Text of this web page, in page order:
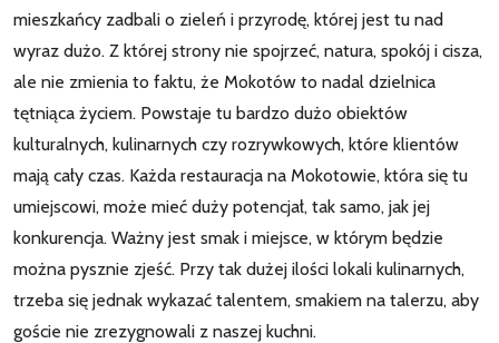
mieszkańcy zadbali o zieleń i przyrodę, której jest tu nad
wyraz dużo. Z której strony nie spojrzeć, natura, spokój i cisza,
ale nie zmienia to faktu, że Mokotów to nadal dzielnica
tętniąca życiem. Powstaje tu bardzo dużo obiektów
kulturalnych, kulinarnych czy rozrywkowych, które klientów
mają cały czas. Każda restauracja na Mokotowie, która się tu
umiejscowi, może mieć duży potencjał, tak samo, jak jej
konkurencja. Ważny jest smak i miejsce, w którym będzie
można pysznie zjeść. Przy tak dużej ilości lokali kulinarnych,
trzeba się jednak wykazać talentem, smakiem na talerzu, aby
goście nie zrezygnowali z naszej kuchni.